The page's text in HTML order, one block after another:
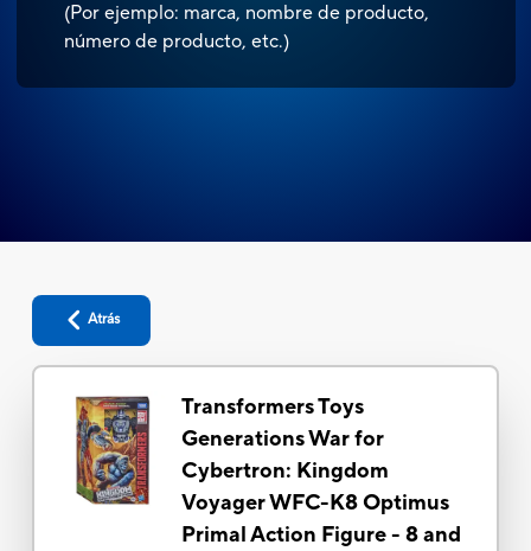
(Por ejemplo: marca, nombre de producto,
número de producto, etc.)
Atrás
Transformers Toys
Generations War for
Cybertron: Kingdom
Voyager WFC-K8 Optimus
Primal Action Figure - 8 and